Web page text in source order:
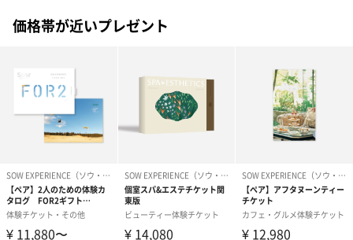
希望する（1,650円）
ラッピングサービス
価格帯が近いプレゼント